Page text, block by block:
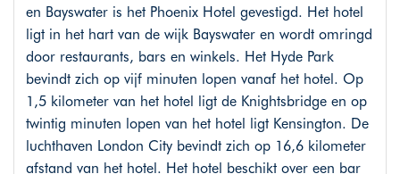
en Bayswater is het Phoenix Hotel gevestigd. Het hotel
ligt in het hart van de wijk Bayswater en wordt omringd
door restaurants, bars en winkels. Het Hyde Park
bevindt zich op vijf minuten lopen vanaf het hotel. Op
1,5 kilometer van het hotel ligt de Knightsbridge en op
twintig minuten lopen van het hotel ligt Kensington. De
luchthaven London City bevindt zich op 16,6 kilometer
afstand van het hotel. Het hotel beschikt over een bar